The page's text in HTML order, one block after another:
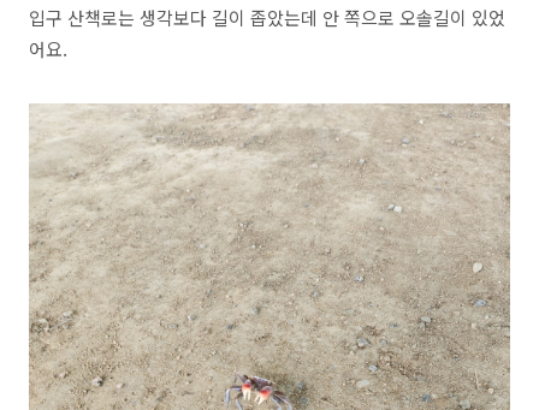
입구 산책로는 생각보다 길이 좁았는데 안 쪽으로 오솔길이 있었
어요.